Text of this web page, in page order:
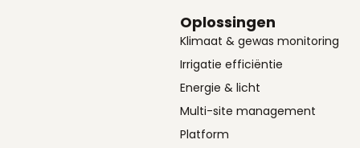
Oplossingen
Klimaat & gewas monitoring
Irrigatie efficiëntie
Energie & licht
Multi-site management
Platform